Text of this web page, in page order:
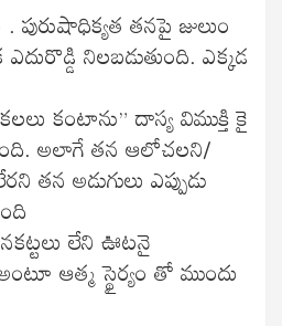
తనపై జులుం
నిలబడుతుంది. ఎక్కడ
కంటాను” దాస్య విముక్తి కై
అలాగే తన ఆలోచలని/
తన అడుగులు ఎప్పుడు
లేని ఊటనై
ఆత్మ స్థైర్యం తో ముందు